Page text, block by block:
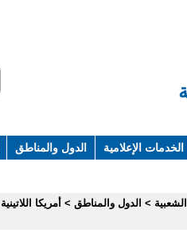
الخدمات الإعلامية الدول والمناطق
> الدول والمناطق > أمريكا اللاتينية